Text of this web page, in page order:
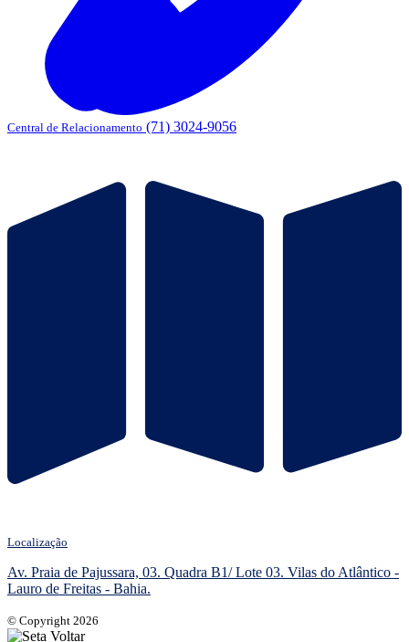
Central de Relacionamento (71) 3024-9056
Localização
Av. Praia de Pajussara, 03. Quadra B1/ Lote 03. Vilas do Atlântico -
Lauro de Freitas - Bahia.
© Copyright 2026